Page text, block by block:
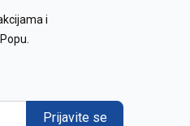
i
Prijavite se